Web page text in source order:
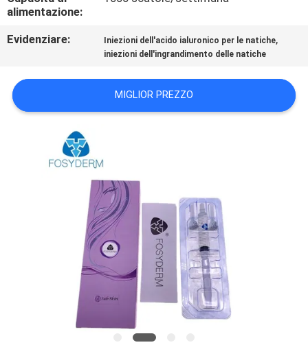
CHIEDI
PREVENTIVO
SHOPPING
ONLINE
alimentazione:
Evidenziare: Iniezioni dell'acido ialuronico per le natiche,
iniezioni dell'ingrandimento delle natiche
MIGLIOR PREZZO